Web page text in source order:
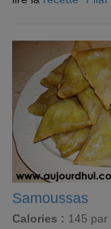
Samoussas
Calories : 145 par